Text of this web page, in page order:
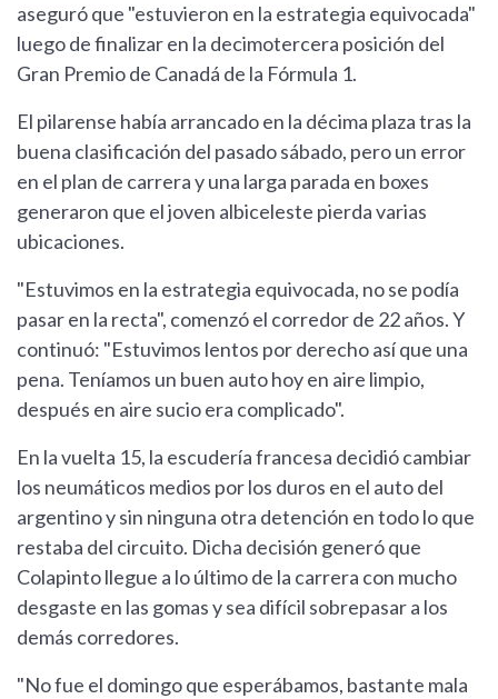
aseguró que "estuvieron en la estrategia equivocada"
luego de finalizar en la decimotercera posición del
Gran Premio de Canadá de la Fórmula 1.
El pilarense había arrancado en la décima plaza tras la
buena clasificación del pasado sábado, pero un error
en el plan de carrera y una larga parada en boxes
generaron que el joven albiceleste pierda varias
ubicaciones.
"Estuvimos en la estrategia equivocada, no se podía
pasar en la recta", comenzó el corredor de 22 años. Y
continuó: "Estuvimos lentos por derecho así que una
pena. Teníamos un buen auto hoy en aire limpio,
después en aire sucio era complicado".
En la vuelta 15, la escudería francesa decidió cambiar
los neumáticos medios por los duros en el auto del
argentino y sin ninguna otra detención en todo lo que
restaba del circuito. Dicha decisión generó que
Colapinto llegue a lo último de la carrera con mucho
desgaste en las gomas y sea difícil sobrepasar a los
demás corredores.
"No fue el domingo que esperábamos, bastante mala